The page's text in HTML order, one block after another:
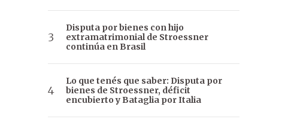
Disputa por bienes con hijo
extramatrimonial de Stroessner
continúa en Brasil
Lo que tenés que saber: Disputa por
bienes de Stroessner, déficit
encubierto y Bataglia por Italia